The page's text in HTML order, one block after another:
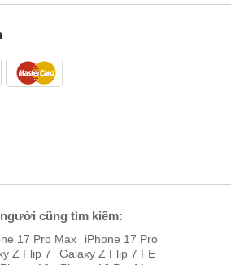
S26 256GB: Nhỏ gọn hơn, tinh tế hơn
Samsung Galaxy S26 256GB chi tiết
cầm nắm sướng tay
mang đến cảm giác cầm nắm dễ chịu
độ dày chỉ 7.2mm, máy mỏng hơn thế hệ
hơn khi mình sử dụng bằng một tay.
256GB lâu để lướt web hay nhắn tin.
cũng tìm kiếm:
17 Pro Max
iPhone 17 Pro
Z Flip 7
Galaxy Z Flip 7 FE